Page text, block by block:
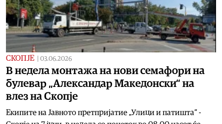
СКОПЈЕ 03.06.2026
В недела монтажа на нови семафори на
булевар „Александар Македонски“ на
влез на Скопје
Екипите на Јавното претпријатие „Улици и патишта“ -